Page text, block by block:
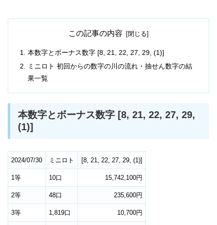
この記事の内容
本数字とボーナス数字 [8, 21, 22, 27, 29, (1)]
ミニロト 初回からの数字の川の流れ・抽せん数字の結
果一覧
本数字とボーナス数字 [8, 21, 22, 27, 29,
(1)]
2024/07/30 ミニロト [8, 21, 22, 27, 29, (1)]
1等 10口 15,742,100円
2等 48口 235,600円
3等 1,819口 10,700円